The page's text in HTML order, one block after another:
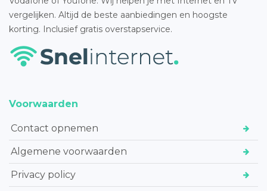
vergelijken. Altijd de beste aanbiedingen en hoogste
korting. Inclusief gratis overstapservice.
Voorwaarden
Contact opnemen
Algemene voorwaarden
Privacy policy